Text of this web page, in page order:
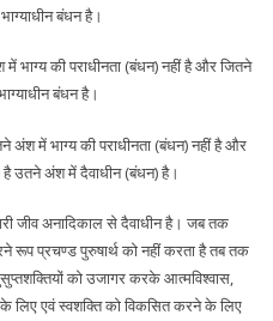
बंधन है।
भाग्य की पराधीनता (बंधन) नहीं है और जितने
बंधन है।
अंश में भाग्य की पराधीनता (बंधन) नहीं है और
उतने अंश में दैवाधीन (बंधन) है।
जीव अनादिकाल से दैवाधीन है। जब तक
रूप प्रचण्ड पुरुषार्थ को नहीं करता है तब तक
को उजागर करके आत्मविश्वास,
लिए एवं स्वशक्ति को विकसित करने के लिए